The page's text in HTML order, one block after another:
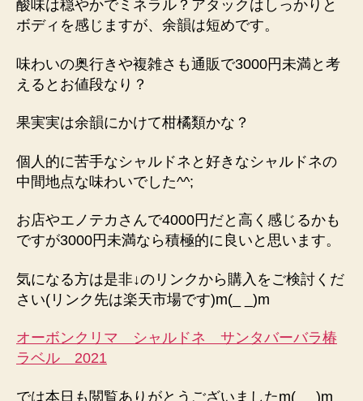
酸味は穏やかでミネラル？アタックはしっかりと
ボディを感じますが、余韻は短めです。
味わいの奥行きや複雑さも通販で3000円未満と考
えるとお値段なり？
果実実は余韻にかけて柑橘類かな？
個人的に苦手なシャルドネと好きなシャルドネの
中間地点な味わいでした^^;
お店やエノテカさんで4000円だと高く感じるかも
ですが3000円未満なら積極的に良いと思います。
気になる方は是非↓のリンクから購入をご検討くだ
さい(リンク先は楽天市場です)m(_ _)m
オーボンクリマ シャルドネ サンタバーバラ椿
ラベル 2021
では本日も閲覧ありがとうございましたm(_ _)m